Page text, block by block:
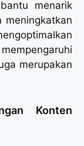
menarik
meningkatkan
merupakan
Konten